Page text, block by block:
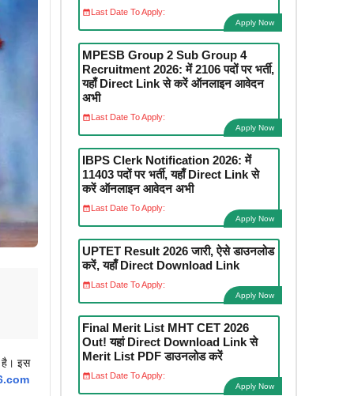
है। इस
Last Date To Apply:
Apply Now
MPESB Group 2 Sub Group 4
Recruitment 2026: में 2106 पदों पर भर्ती,
यहाँ Direct Link से करें ऑनलाइन आवेदन
अभी
Last Date To Apply:
Apply Now
IBPS Clerk Notification 2026: में
11403 पदों पर भर्ती, यहाँ Direct Link से
करें ऑनलाइन आवेदन अभी
Last Date To Apply:
Apply Now
UPTET Result 2026 जारी, ऐसे डाउनलोड
करें, यहाँ Direct Download Link
Last Date To Apply:
Apply Now
Final Merit List MHT CET 2026
Out! यहां Direct Download Link से
Merit List PDF डाउनलोड करें
Last Date To Apply:
Apply Now